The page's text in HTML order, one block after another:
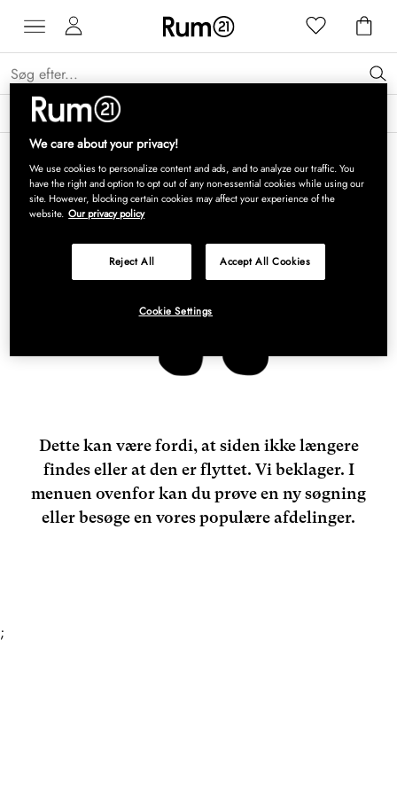
Få 15 % på Grythyttan Stålmöbler* →
Dette kan være fordi, at siden ikke længere
findes eller at den er flyttet. Vi beklager. I
menuen ovenfor kan du prøve en ny søgning
eller besøge en vores populære afdelinger.
;
We care about your privacy!
We use cookies to personalize content and ads, and to analyze our traffic. You
have the right and option to opt out of any non-essential cookies while using our
site. However, blocking certain cookies may affect your experience of the
website. Our privacy policy
Reject All Accept All Cookies
Cookie Settings